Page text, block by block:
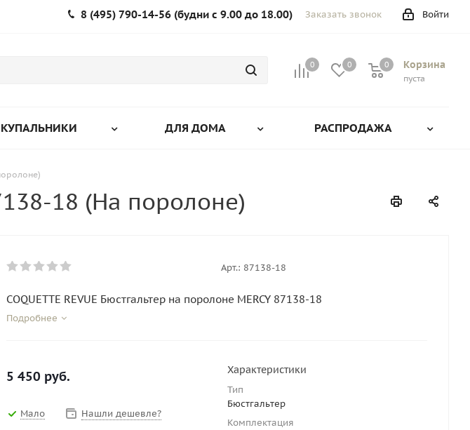
Войти
8 (495) 790-14-56 (будни с 9.00 до 18.00) Заказать звонок
0 0 Корзина
0
пуста
0
КУПАЛЬНИКИ ДЛЯ ДОМА РАСПРОДАЖА
18 (На поролоне)
Арт.: 87138-18
COQUETTE REVUE Бюстгальтер на поролоне MERCY 87138-18
Подробнее
5 450 руб.
Мало Нашли дешевле?
Характеристики
Тип
Бюстгальтер
Комплектация